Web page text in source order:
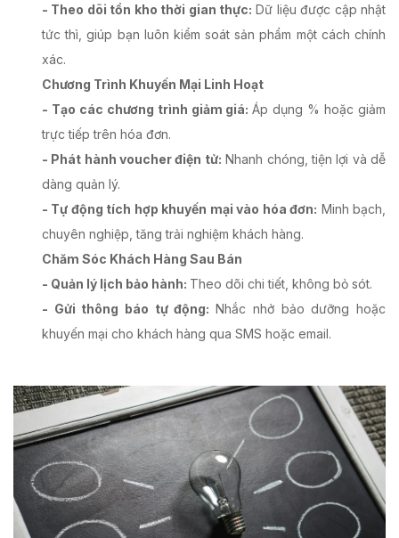
- Theo dõi tồn kho thời gian thực: Dữ liệu được cập nhật
tức thì, giúp bạn luôn kiểm soát sản phẩm một cách chính
xác.
Chương Trình Khuyến Mại Linh Hoạt
- Tạo các chương trình giảm giá:Áp dụng % hoặc giảm
trực tiếp trên hóa đơn.
- Phát hành voucher điện tử: Nhanh chóng, tiện lợi và dễ
dàng quản lý.
- Tự động tích hợp khuyến mại vào hóa đơn: Minh bạch,
chuyên nghiệp, tăng trải nghiệm khách hàng.
Chăm Sóc Khách Hàng Sau Bán
- Quản lý lịch bảo hành: Theo dõi chi tiết, không bỏ sót.
- Gửi thông báo tự động:Nhắc nhở bảo dưỡng hoặc
khuyến mại cho khách hàng qua SMS hoặc email.